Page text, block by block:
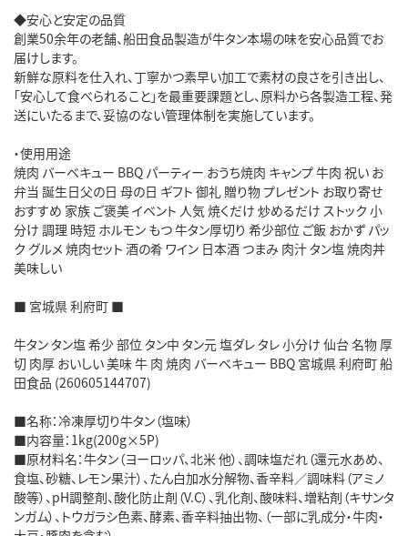
◆安心と安定の品質
創業50余年の老舗、船田食品製造が牛タン本場の味を安心品質でお
届けします。
新鮮な原料を仕入れ、丁寧かつ素早い加工で素材の良さを引き出し、
「安心して食べられること」を最重要課題とし、原料から各製造工程、発
送にいたるまで、妥協のない管理体制を実施しています。
・使用用途
焼肉 バーベキュー BBQ パーティー おうち焼肉 キャンプ 牛肉 祝い お
弁当 誕生日父の日 母の日 ギフト 御礼 贈り物 プレゼント お取り寄せ
おすすめ 家族 ご褒美 イベント 人気 焼くだけ 炒めるだけ ストック 小
分け 調理 時短 ホルモン もつ 牛タン厚切り 希少部位 ご飯 おかず パッ
ク グルメ 焼肉セット 酒の肴 ワイン 日本酒 つまみ 肉汁 タン塩 焼肉丼
美味しい
■ 宮城県 利府町 ■
牛タン タン塩 希少 部位 タン中 タン元 塩ダレ タレ 小分け 仙台 名物 厚
切 肉厚 おいしい 美味 牛 肉 焼肉 バーベキュー BBQ 宮城県 利府町 船
田食品 (260605144707)
■名称：冷凍厚切り牛タン（塩味）
■内容量：1kg(200g×5P)
■原材料名：牛タン（ヨーロッパ、北米 他）、調味塩だれ（還元水あめ、
食塩、砂糖、レモン果汁）、たん白加水分解物、香辛料／調味料（アミノ
酸等）、pH調整剤、酸化防止剤（V.C）、乳化剤、酸味料、増粘剤（キサンタ
ンガム）、トウガラシ色素、酵素、香辛料抽出物、（一部に乳成分・牛肉・